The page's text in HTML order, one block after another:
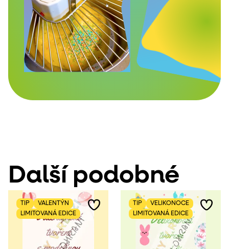
Další podobné
TIP
VALENTÝN
LIMITOVANÁ EDICE
TIP
VELIKONOCE
LIMITOVANÁ EDICE